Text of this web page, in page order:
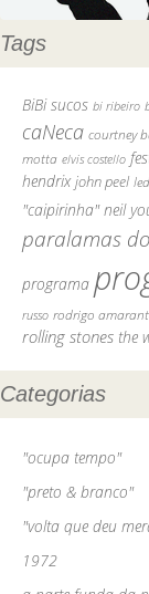
Tags
BiBi sucos bi ribeiro
caNeca courtney
motta elvis costello
hendrix john peel
"caipirinha" neil
paralamas
programa
russo rodrigo
rolling stones the
Categorias
"ocupa tempo"
"preto & branco"
"volta que deu
1972